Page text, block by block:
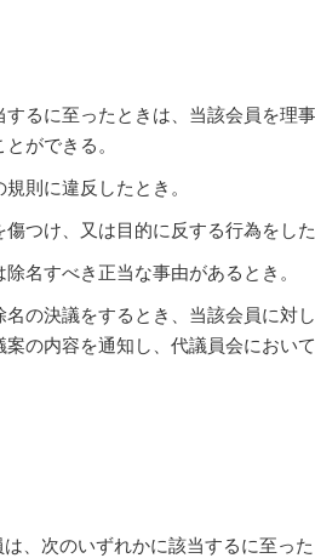
るに至ったときは、当該会員を理
ができる。
則に違反したとき。
つけ、又は目的に反する行為をした
名すべき正当な事由があるとき。
の決議をするとき、当該会員に対
の内容を通知し、代議員会におい
、次のいずれかに該当するに至っ